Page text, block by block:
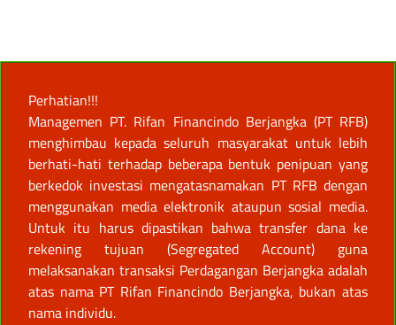
Perhatian!!!
Managemen PT. Rifan Financindo Berjangka (PT RFB)
menghimbau kepada seluruh masyarakat untuk lebih
berhati-hati terhadap beberapa bentuk penipuan yang
berkedok investasi mengatasnamakan PT RFB dengan
menggunakan media elektronik ataupun sosial media.
Untuk itu harus dipastikan bahwa transfer dana ke
rekening tujuan (Segregated Account) guna
melaksanakan transaksi Perdagangan Berjangka adalah
atas nama PT Rifan Financindo Berjangka, bukan atas
nama individu.